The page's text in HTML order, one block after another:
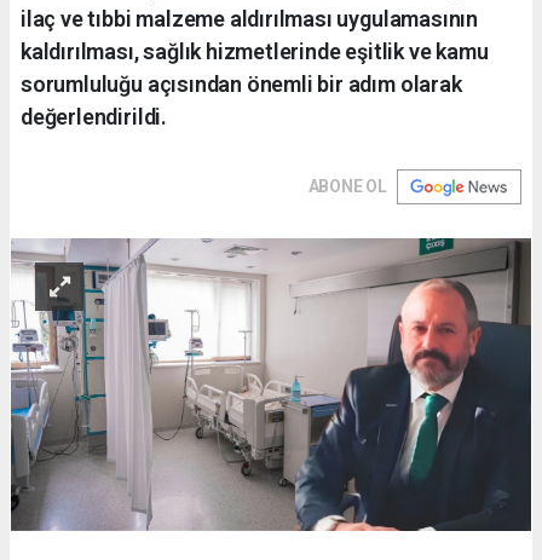
ilaç ve tıbbi malzeme aldırılması uygulamasının
kaldırılması, sağlık hizmetlerinde eşitlik ve kamu
sorumluluğu açısından önemli bir adım olarak
değerlendirildi.
ABONE OL